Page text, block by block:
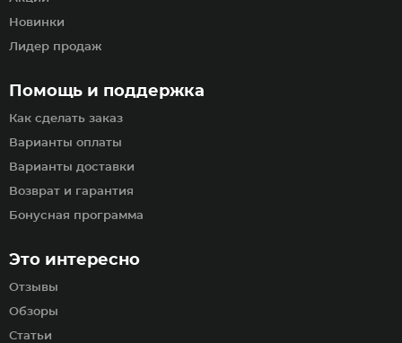
Помощь и поддержка
Как сделать заказ
Варианты оплаты
Варианты доставки
Возврат и гарантия
Бонусная программа
Новинки
Лидер продаж
Это интересно
Отзывы
Обзоры
Статьи